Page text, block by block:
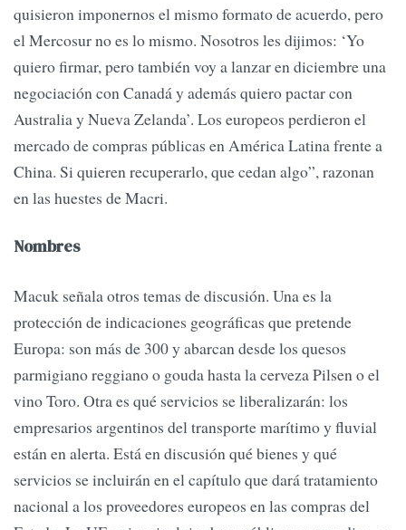
quisieron imponernos el mismo formato de acuerdo, pero
el Mercosur no es lo mismo. Nosotros les dijimos: ‘Yo
quiero firmar, pero también voy a lanzar en diciembre una
negociación con Canadá y además quiero pactar con
Australia y Nueva Zelanda’. Los europeos perdieron el
mercado de compras públicas en América Latina frente a
China. Si quieren recuperarlo, que cedan algo”, razonan
en las huestes de Macri.
Nombres
Macuk señala otros temas de discusión. Una es la
protección de indicaciones geográficas que pretende
Europa: son más de 300 y abarcan desde los quesos
parmigiano reggiano o gouda hasta la cerveza Pilsen o el
vino Toro. Otra es qué servicios se liberalizarán: los
empresarios argentinos del transporte marítimo y fluvial
están en alerta. Está en discusión qué bienes y qué
servicios se incluirán en el capítulo que dará tratamiento
nacional a los proveedores europeos en las compras del